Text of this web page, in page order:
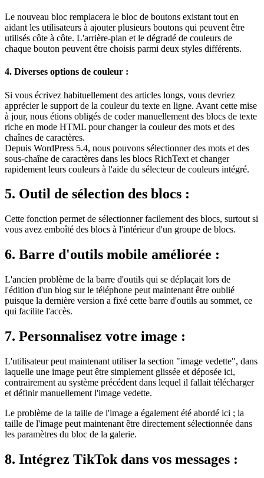
Le nouveau bloc remplacera le bloc de boutons existant tout en
aidant les utilisateurs à ajouter plusieurs boutons qui peuvent être
utilisés côte à côte. L'arrière-plan et le dégradé de couleurs de
chaque bouton peuvent être choisis parmi deux styles différents.
4. Diverses options de couleur :
Si vous écrivez habituellement des articles longs, vous devriez
apprécier le support de la couleur du texte en ligne. Avant cette mise
à jour, nous étions obligés de coder manuellement des blocs de texte
riche en mode HTML pour changer la couleur des mots et des
chaînes de caractères.
Depuis WordPress 5.4, nous pouvons sélectionner des mots et des
sous-chaîne de caractères dans les blocs RichText et changer
rapidement leurs couleurs à l'aide du sélecteur de couleurs intégré.
5. Outil de sélection des blocs :
Cette fonction permet de sélectionner facilement des blocs, surtout si
vous avez emboîté des blocs à l'intérieur d'un groupe de blocs.
6. Barre d'outils mobile améliorée :
L'ancien problème de la barre d'outils qui se déplaçait lors de
l'édition d'un blog sur le téléphone peut maintenant être oublié
puisque la dernière version a fixé cette barre d'outils au sommet, ce
qui facilite l'accès.
7. Personnalisez votre image :
L'utilisateur peut maintenant utiliser la section "image vedette", dans
laquelle une image peut être simplement glissée et déposée ici,
contrairement au système précédent dans lequel il fallait télécharger
et définir manuellement l'image vedette.
Le problème de la taille de l'image a également été abordé ici ; la
taille de l'image peut maintenant être directement sélectionnée dans
les paramètres du bloc de la galerie.
8. Intégrez TikTok dans vos messages :